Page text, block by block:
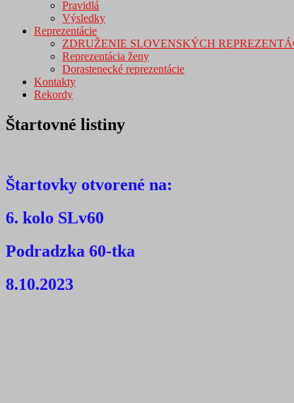
Pravidlá
Výsledky
Reprezentácie
ZDRUŽENIE SLOVENSKÝCH
Reprezentácia ženy
Dorastenecké reprezentácie
Kontakty
Rekordy
Štartovné listiny
Štartovky otvorené na:
6. kolo SLv60
Podradzka 60-tka
8.10.2023